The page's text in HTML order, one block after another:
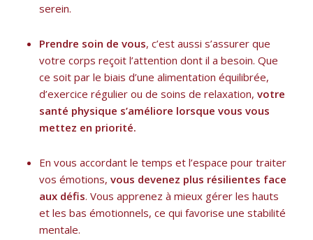
serein.
Prendre soin de vous, c’est aussi s’assurer que
votre corps reçoit l’attention dont il a besoin. Que
ce soit par le biais d’une alimentation équilibrée,
d’exercice régulier ou de soins de relaxation, votre
santé physique s’améliore lorsque vous vous
mettez en priorité.
En vous accordant le temps et l’espace pour traiter
vos émotions, vous devenez plus résilientes face
aux défis. Vous apprenez à mieux gérer les hauts
et les bas émotionnels, ce qui favorise une stabilité
mentale.